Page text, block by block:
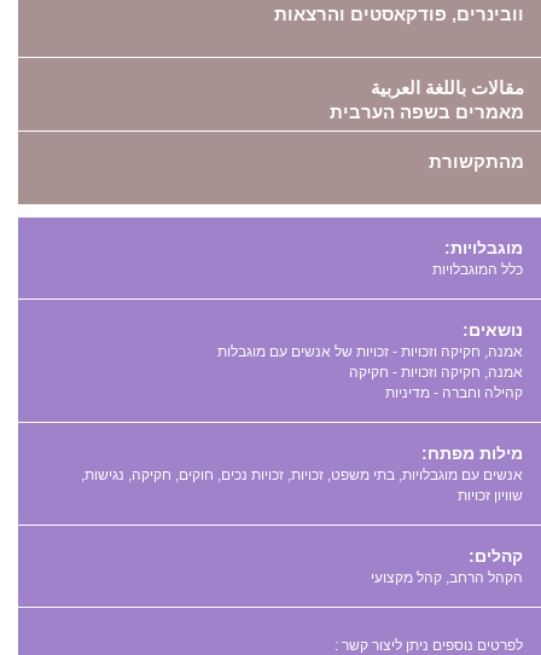
וובינרים, פודקאסטים והרצאות
مقالات باللغة العربية
מאמרים בשפה הערבית
מהתקשורת
מוגבלויות:
כלל המוגבלויות
נושאים:
אמנה, חקיקה וזכויות - זכויות של אנשים עם מוגבלות
אמנה, חקיקה וזכויות - חקיקה
קהילה וחברה - מדיניות
מילות מפתח:
,
,
,
,
,
,
,
קהלים:
הקהל הרחב, קהל מקצועי
לפרטים נוספים ניתן ליצור קשר :